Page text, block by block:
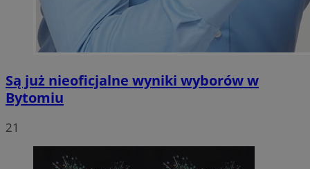
Są już nieoficjalne wyniki wyborów w
Bytomiu
21